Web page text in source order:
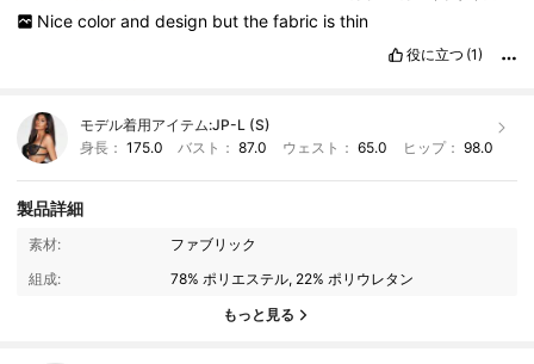
Nice color and design but the fabric is thin
役に立つ (1)
モデル着用アイテム:JP-L (S)
身長： 175.0 バスト：87.0 ウェスト： 65.0 ヒップ： 98.0
製品詳細
素材:
ファブリック
組成:
78% ポリエステル, 22% ポリウレタン
もっと見る
179K フォロワー
179K フォロワー